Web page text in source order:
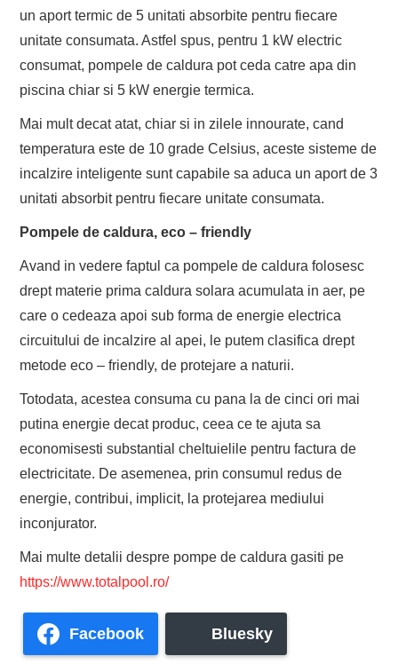
un aport termic de 5 unitati absorbite pentru fiecare
unitate consumata. Astfel spus, pentru 1 kW electric
consumat, pompele de caldura pot ceda catre apa din
piscina chiar si 5 kW energie termica.
Mai mult decat atat, chiar si in zilele innourate, cand
temperatura este de 10 grade Celsius, aceste sisteme de
incalzire inteligente sunt capabile sa aduca un aport de 3
unitati absorbit pentru fiecare unitate consumata.
Pompele de caldura, eco – friendly
Avand in vedere faptul ca pompele de caldura folosesc
drept materie prima caldura solara acumulata in aer, pe
care o cedeaza apoi sub forma de energie electrica
circuitului de incalzire al apei, le putem clasifica drept
metode eco – friendly, de protejare a naturii.
Totodata, acestea consuma cu pana la de cinci ori mai
putina energie decat produc, ceea ce te ajuta sa
economisesti substantial cheltuielile pentru factura de
electricitate. De asemenea, prin consumul redus de
energie, contribui, implicit, la protejarea mediului
inconjurator.
Mai multe detalii despre pompe de caldura gasiti pe
https://www.totalpool.ro/
Facebook Bluesky